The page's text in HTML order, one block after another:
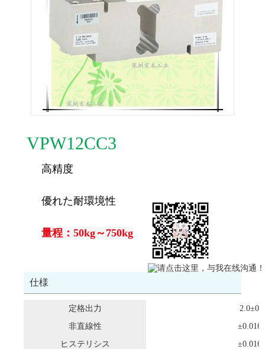
VPW12CC3
高精度
優れた耐環境性
量程：50kg～750kg
仕様
定格出力
非直線性
ヒステリシス